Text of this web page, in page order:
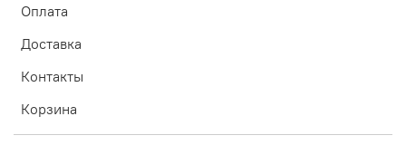
Оплата
Доставка
Контакты
Корзина